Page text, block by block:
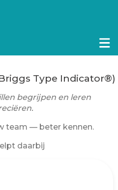
Type Indicator®)
begrijpen en leren
team — beter kennen.
daarbij